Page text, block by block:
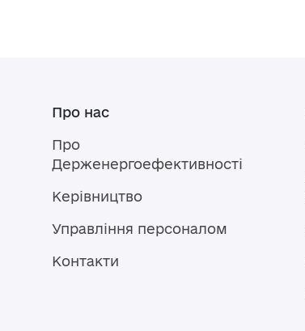
Про нас
Про
Держенергоефективності
Керівництво
Управління персоналом
Контакти